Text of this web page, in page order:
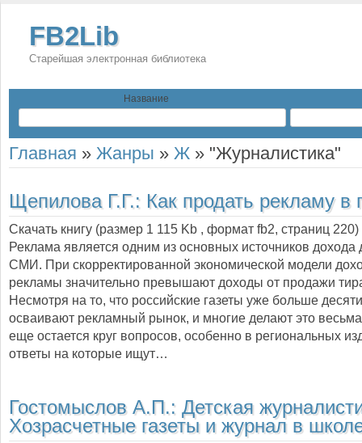
FB2Lib
Старейшая электронная библиотека
Название
Главная » Жанры » Ж » "Журналистика"
Щепилова Г.Г.: Как продать рекламу в
Скачать книгу (размер 1 115 Kb , формат fb2, страниц 220)
Реклама является одним из основных источников дохода
СМИ. При скорректированной экономической модели
рекламы значительно превышают доходы от продажи
Несмотря на то, что российские газеты уже больше
осваивают рекламный рынок, и многие делают это
еще остается круг вопросов, особенно в региональных
ответы на которые ищут…
Гостомыслов А.П.: Детская
Хозрасчетные газеты и журнал в